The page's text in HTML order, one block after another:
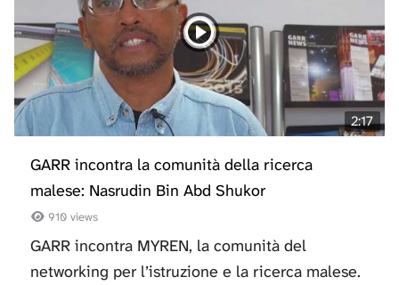
2:17
GARR incontra la comunità della ricerca
malese: Nasrudin Bin Abd Shukor
910 views
GARR incontra MYREN, la comunità del
networking per l’istruzione e la ricerca malese.